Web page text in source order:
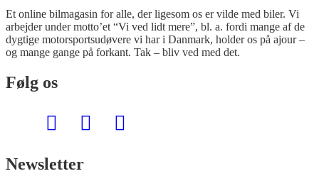
Et online bilmagasin for alle, der ligesom os er vilde med biler. Vi
arbejder under motto’et “Vi ved lidt mere”, bl. a. fordi mange af de
dygtige motorsportsudøvere vi har i Danmark, holder os på ajour –
og mange gange på forkant. Tak – bliv ved med det.
Følg os
Newsletter